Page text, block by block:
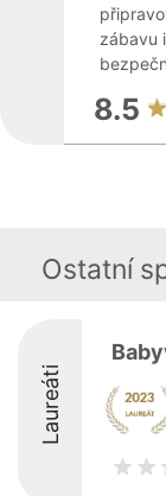
zábavu
8.5
Ostatní
Laureáti